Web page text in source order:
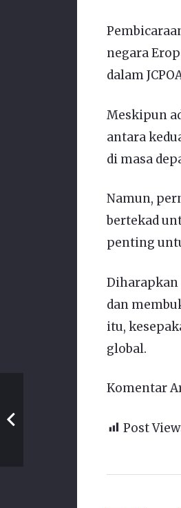
negara
dalam
Meskipun
antara
di masa
Namun,
bertekad
penting
Diharapkan
dan
itu,
global.
Komentar
Post